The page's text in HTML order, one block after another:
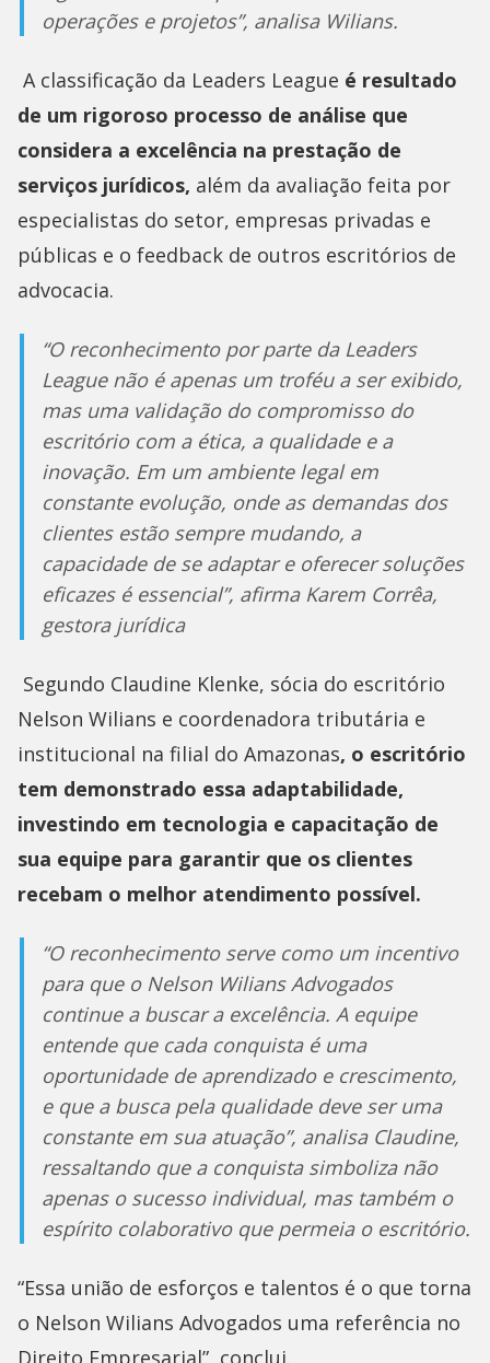
operações e projetos”, analisa Wilians.
A classificação da Leaders League é resultado
de um rigoroso processo de análise que
considera a excelência na prestação de
serviços jurídicos, além da avaliação feita por
especialistas do setor, empresas privadas e
públicas e o feedback de outros escritórios de
advocacia.
“O reconhecimento por parte da Leaders
League não é apenas um troféu a ser exibido,
mas uma validação do compromisso do
escritório com a ética, a qualidade e a
inovação. Em um ambiente legal em
constante evolução, onde as demandas dos
clientes estão sempre mudando, a
capacidade de se adaptar e oferecer soluções
eficazes é essencial”, afirma Karem Corrêa,
gestora jurídica
Segundo Claudine Klenke, sócia do escritório
Nelson Wilians e coordenadora tributária e
institucional na filial do Amazonas, o escritório
tem demonstrado essa adaptabilidade,
investindo em tecnologia e capacitação de
sua equipe para garantir que os clientes
recebam o melhor atendimento possível.
“O reconhecimento serve como um incentivo
para que o Nelson Wilians Advogados
continue a buscar a excelência. A equipe
entende que cada conquista é uma
oportunidade de aprendizado e crescimento,
e que a busca pela qualidade deve ser uma
constante em sua atuação”, analisa Claudine,
ressaltando que a conquista simboliza não
apenas o sucesso individual, mas também o
espírito colaborativo que permeia o escritório.
“Essa união de esforços e talentos é o que torna
o Nelson Wilians Advogados uma referência no
Direito Empresarial”, conclui.